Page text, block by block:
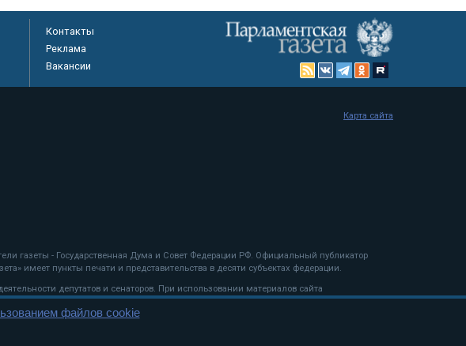
Контакты
Реклама
Вакансии
газеты - Государственная Дума и Совет Федерации РФ. Официальный публикатор
имеет пункты печати и представительства в десяти субъектах федерации.
депутатов и сенаторов. При использовании материалов сайта
Карта сайта
файлов cookie